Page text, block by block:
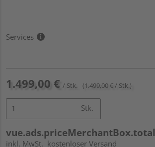
Services
1.499,00 € / Stk. (1.499,00 € / Stk.)
Stk.
vue.ads.priceMerchantBox.total
inkl. MwSt. kostenloser Versand